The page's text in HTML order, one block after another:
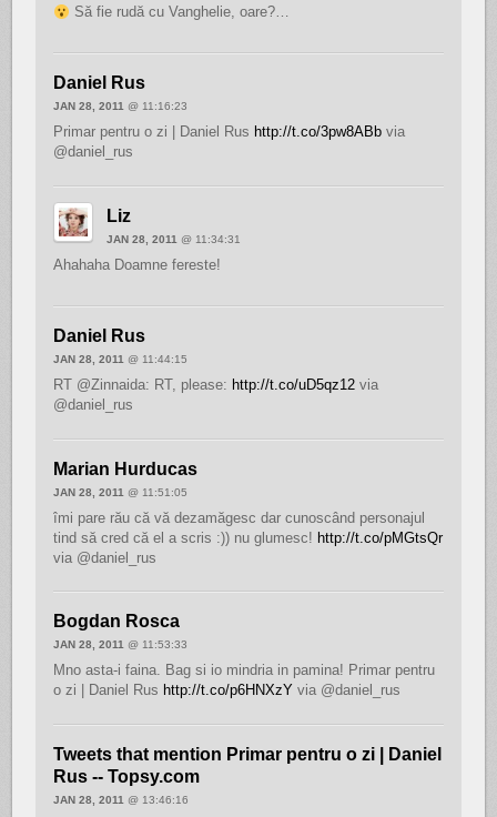
Să fie rudă cu Vanghelie, oare?…
Daniel Rus
JAN 28, 2011@ 11:16:23
Primar pentru o zi | Daniel Rus http://t.co/3pw8ABbvia
@daniel_rus
Liz
JAN 28, 2011 @ 11:34:31
Ahahaha Doamne fereste!
Daniel Rus
JAN 28, 2011 @ 11:44:15
RT @Zinnaida: RT, please: http://t.co/uD5qz12via
@daniel_rus
Marian Hurducas
JAN 28, 2011 @ 11:51:05
îmi pare rău că vă dezamăgesc dar cunoscând personajul
tind să cred că el a scris :)) nu glumesc! http://t.co/pMGtsQr
via @daniel_rus
Bogdan Rosca
JAN 28, 2011 @ 11:53:33
Mno asta-i faina. Bag si io mindria in pamina! Primar pentru
o zi | Daniel Rus http://t.co/p6HNXzYvia @daniel_rus
Tweets that mention Primar pentru o zi | Daniel
Rus -- Topsy.com
JAN 28, 2011 @ 13:46:16